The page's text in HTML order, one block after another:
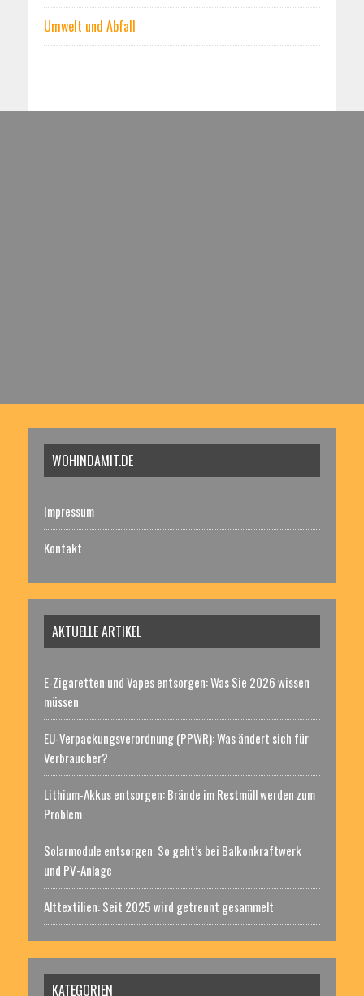
Umwelt und Abfall
WOHINDAMIT.DE
Impressum
Kontakt
AKTUELLE ARTIKEL
E-Zigaretten und Vapes entsorgen: Was Sie 2026 wissen
müssen
EU-Verpackungsverordnung (PPWR): Was ändert sich für
Verbraucher?
Lithium-Akkus entsorgen: Brände im Restmüll werden zum
Problem
Solarmodule entsorgen: So geht’s bei Balkonkraftwerk
und PV-Anlage
Alttextilien: Seit 2025 wird getrennt gesammelt
KATEGORIEN